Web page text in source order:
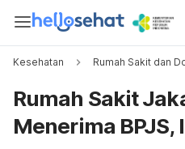
Kesehatan Rumah Sakit dan
Rumah Sakit
Menerima BPJS,